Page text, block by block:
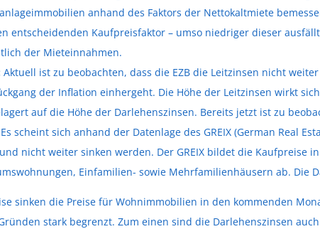
anhand des Faktors der Nettokaltmiete
entscheidenden Kaufpreisfaktor – umso niedriger dieser
der Mieteinnahmen.
Aktuell ist zu beobachten, dass die EZB die Leitzinsen nicht
der Inflation einhergeht. Die Höhe der Leitzinsen wirkt
auf die Höhe der Darlehenszinsen. Bereits jetzt ist zu
Es scheint sich anhand der Datenlage des GREIX (German Real
nicht weiter sinken werden. Der GREIX bildet die Kaufpreise
Einfamilien- sowie Mehrfamilienhäusern ab. Die
sinken die Preise für Wohnimmobilien in den kommenden
stark begrenzt. Zum einen sind die Darlehenszinsen